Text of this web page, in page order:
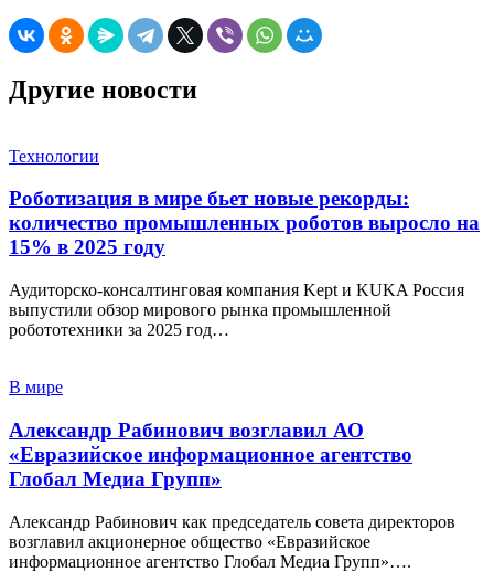
Другие новости
Технологии
Роботизация в мире бьет новые рекорды:
количество промышленных роботов выросло на
15% в 2025 году
Аудиторско-консалтинговая компания Kept и KUKA Россия
выпустили обзор мирового рынка промышленной
робототехники за 2025 год…
В мире
Александр Рабинович возглавил АО
«Евразийское информационное агентство
Глобал Медиа Групп»
Александр Рабинович как председатель совета директоров
возглавил акционерное общество «Евразийское
информационное агентство Глобал Медиа Групп»….